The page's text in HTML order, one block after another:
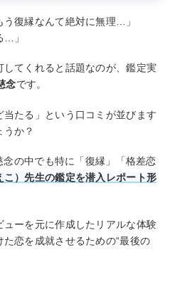
う復縁なんて絶対に無理…」
…」
てくれると話題なのが、鑑定実
念です。
たる」という口コミが並びます
か？
の中でも特に「復縁」「格差恋
こ）先生の鑑定を潜入レポート形
ーを元に作成したリアルな体験
恋を成就させるための“最後の